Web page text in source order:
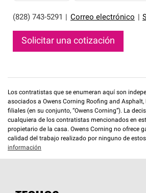
(828) 743-5291 Correo electrónico
Solicitar una cotización
Los contratistas que se enumeran aquí son
asociados a Owens Corning Roofing and Asphalt,
filiales (en su conjunto, “Owens Corning”). La
cualquiera de los contratistas mencionados en
propietario de la casa. Owens Corning no ofrece
calidad del trabajo realizado por ninguno de
información